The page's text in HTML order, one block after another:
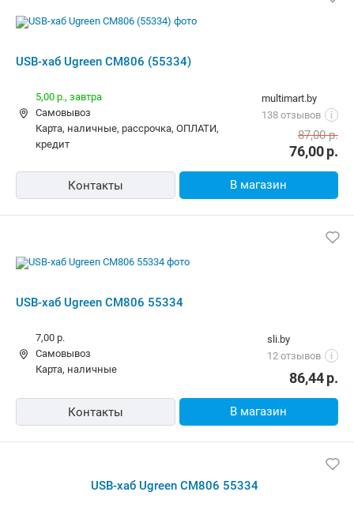
USB-хаб Ugreen CM806 (55334)
multimart.by
138 отзывов
i
5,00 р., завтра
Самовывоз
карта, наличные, рассрочка, ОПЛАТИ,
кредит
76,00р.
87,00р.
Контакты В магазин
USB-хаб Ugreen CM806 55334
sli.by
12 отзывов
i
7,00 р.
Самовывоз
карта, наличные
86,44р.
Контакты В магазин
USB-хаб Ugreen CM806 55334